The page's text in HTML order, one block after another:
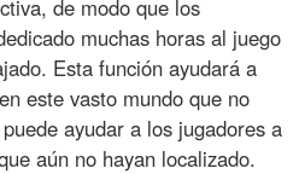
de modo que los
muchas horas al juego
Esta función ayudará a
este vasto mundo que no
ayudar a los jugadores a
aún no hayan localizado.